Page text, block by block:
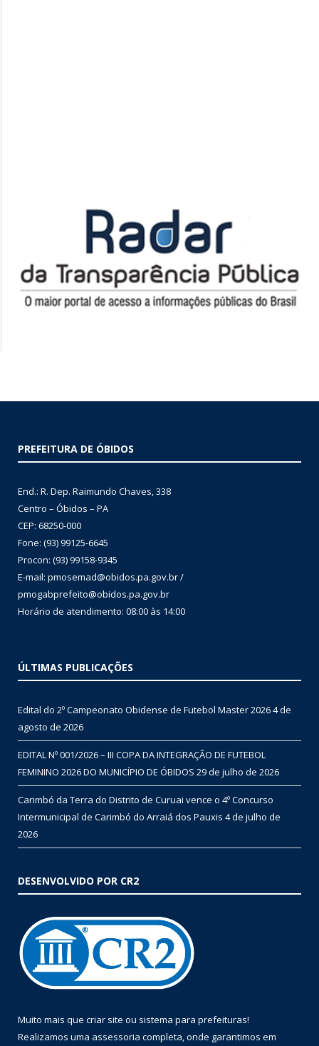
PREFEITURA DE ÓBIDOS
End.: R. Dep. Raimundo Chaves, 338
Centro – Óbidos – PA
CEP: 68250-000
Fone: (93) 99125-6645
Procon: (93) 99158-9345
E-mail: pmosemad@obidos.pa.gov.br /
pmogabprefeito@obidos.pa.gov.br
Horário de atendimento: 08:00 às 14:00
ÚLTIMAS PUBLICAÇÕES
Edital do 2º Campeonato Obidense de Futebol Master 20264 de
agosto de 2026
EDITAL Nº 001/2026 – III COPA DA INTEGRAÇÃO DE FUTEBOL
FEMININO 2026 DO MUNICÍPIO DE ÓBIDOS 29 de julho de 2026
Carimbó da Terra do Distrito de Curuai vence o 4º Concurso
Intermunicipal de Carimbó do Arraiá dos Pauxis 4 de julho de
2026
DESENVOLVIDO POR CR2
Muito mais que criar site ou sistema para prefeituras!
Realizamos uma assessoria completa, onde garantimos em